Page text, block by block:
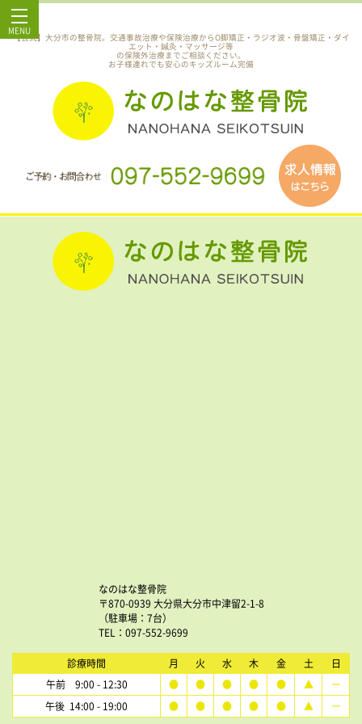
MENU
【公式】大分市の整骨院。交通事故治療や保険治療からO脚矯正・ラジオ波・骨盤矯正・ダイ
エット・鍼灸・マッサージ等
の保険外治療までご相談ください。
お子様連れでも安心のキッズルーム完備
なのはな整骨院
〒870-0939 大分県大分市中津留2-1-8
（駐車場：7台）
TEL：097-552-9699
診療時間 月 火 水 木 金 土
日
午前 9:00 - 12:30
● ● ● ● ● ▲
ー
午後 14:00 - 19:00
● ● ● ● ● ▲ ー